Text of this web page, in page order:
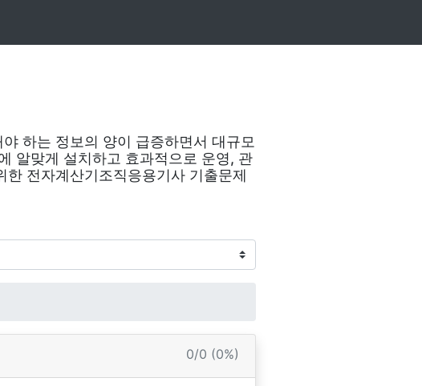
하는 정보의 양이 급증하면서 대규모
알맞게 설치하고 효과적으로 운영, 관
전자계산기조직응용기사 기출문제
0/0 (0%)